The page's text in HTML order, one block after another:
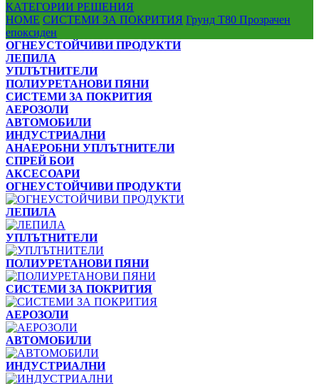
КАТЕГОРИИ РЕШЕНИЯ
HOME СИСТЕМИ ЗА ПОКРИТИЯ Грунд Т80 Прозрачен
епоксиден
ОГНЕУСТОЙЧИВИ ПРОДУКТИ
ЛЕПИЛА
УПЛЪТНИТЕЛИ
ПОЛИУРЕТАНОВИ ПЯНИ
СИСТЕМИ ЗА ПОКРИТИЯ
АЕРОЗОЛИ
АВТОМОБИЛИ
ИНДУСТРИАЛНИ
АНАЕРОБНИ УПЛЪТНИТЕЛИ
СПРЕЙ БОИ
АКСЕСОАРИ
ОГНЕУСТОЙЧИВИ ПРОДУКТИ
ЛЕПИЛА
УПЛЪТНИТЕЛИ
ПОЛИУРЕТАНОВИ ПЯНИ
СИСТЕМИ ЗА ПОКРИТИЯ
АЕРОЗОЛИ
АВТОМОБИЛИ
ИНДУСТРИАЛНИ